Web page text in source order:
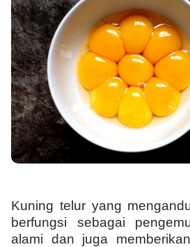
Kuning telur yang
berfungsi sebagai
alami dan juga